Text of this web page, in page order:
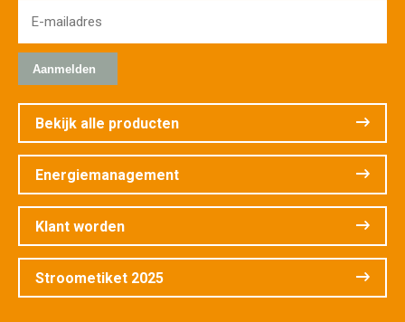
mailadres *
Bekijk alle producten
Energiemanagement
Klant worden
Stroometiket 2025